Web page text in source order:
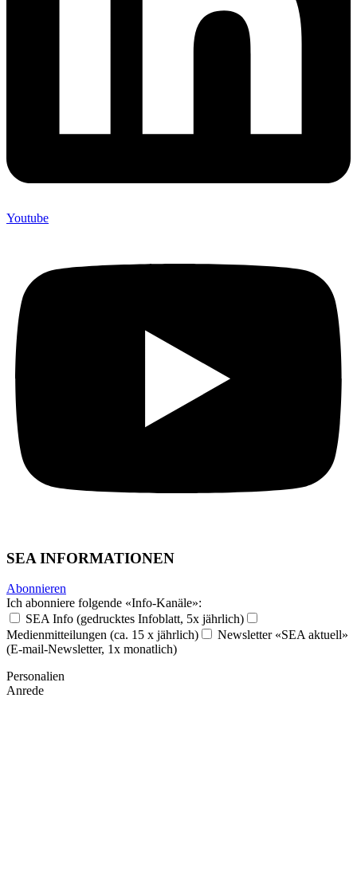
Youtube
SEA INFORMATIONEN
Abonnieren
Ich abonniere folgende «Info-Kanäle»:
SEA Info (gedrucktes Infoblatt, 5x jährlich)
Medienmitteilungen (ca. 15 x jährlich)
Newsletter «SEA aktuell»
(E-mail-Newsletter, 1x monatlich)
Personalien
Anrede